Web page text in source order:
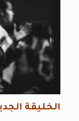
الخليقة